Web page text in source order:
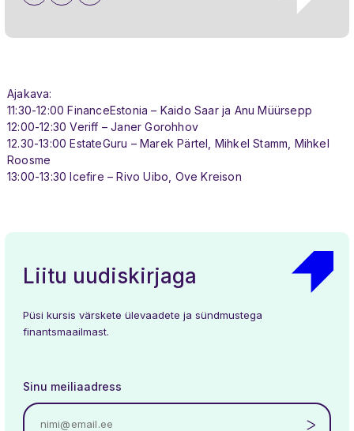
Ajakava:
11:30-12:00 FinanceEstonia – Kaido Saar ja Anu Müürsepp
12:00-12:30 Veriff – Janer Gorohhov
12.30-13:00 EstateGuru – Marek Pärtel, Mihkel Stamm, Mihkel
Roosme
13:00-13:30 Icefire – Rivo Uibo, Ove Kreison
Liitu uudiskirjaga
Püsi kursis värskete ülevaadete ja sündmustega
finantsmaailmast.
Sinu meiliaadress